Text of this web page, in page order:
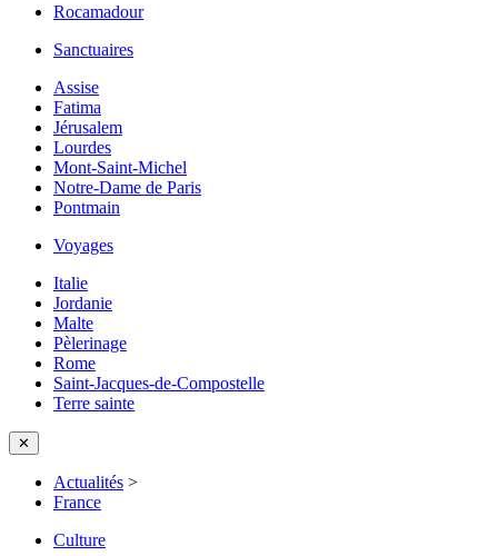
Rocamadour
Sanctuaires
Assise
Fatima
Jérusalem
Lourdes
Mont-Saint-Michel
Notre-Dame de Paris
Pontmain
Voyages
Italie
Jordanie
Malte
Pèlerinage
Rome
Saint-Jacques-de-Compostelle
Terre sainte
✕
Actualités >
France
Culture